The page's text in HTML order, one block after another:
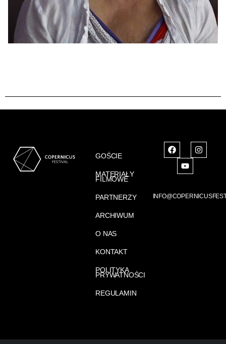
GOŚCIE
MATERIAŁY
FILMOWE
PARTNERZY
ARCHIWUM
O NAS
KONTAKT
POLITYKA
PRYWATNOŚCI
REGULAMIN